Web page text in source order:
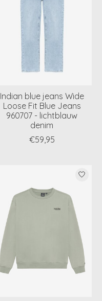
Indian blue jeans Wide
Loose Fit Blue Jeans
960707 - lichtblauw
denim
€59,95